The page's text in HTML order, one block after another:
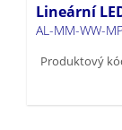
Lineární
AL-MM-WW-
Produktový